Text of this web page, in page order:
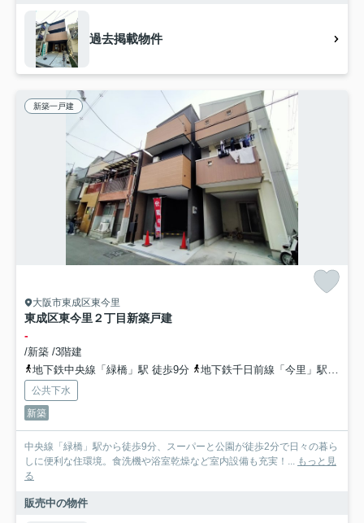
過去掲載物件
新築一戸建
大阪市東成区東今里
東成区東今里２丁目新築戸建
-
/新築 /3階建
地下鉄中央線「緑橋」駅 徒歩9分
地下鉄千日前線「今里」駅 徒歩18分
公共下水
新築
中央線「緑橋」駅から徒歩9分、スーパーと公園が徒歩2分で日々の暮ら
しに便利な住環境。食洗機や浴室乾燥など室内設備も充実！... もっと見
る
販売中の物件